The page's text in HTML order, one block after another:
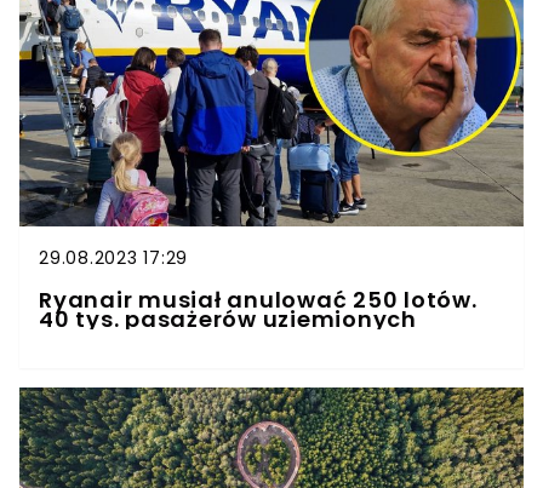
29.08.2023 17:29
Ryanair musiał anulować 250 lotów.
40 tys. pasażerów uziemionych